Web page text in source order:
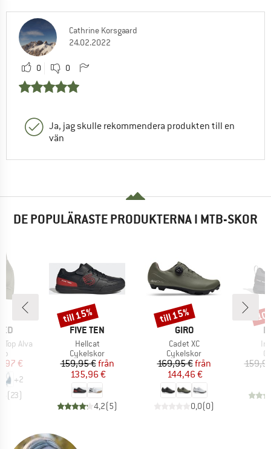
Cathrine Korsgaard
24.02.2022
0 0
Ja, jag skulle rekommendera produkten till en
vän
DE POPULÄRASTE PRODUKTERNA I MTB-SKOR
Alva
pris
€
+2
(23)
VARUMÄRKE
FIVE TEN
Produkter
Hellcat
Produktgrupp
Cykelskor
Pris
159,95 €Reducerat pris
från
135,96 €
4,2(5)
Rabatt
till 15%
VARUMÄRKE
GIRO
Produkter
Cadet XC
Produktgrupp
Cykelskor
Pris
169,95 €Reducerat pris
från
144,46 €
0,0(0)
Rabatt
till 15%